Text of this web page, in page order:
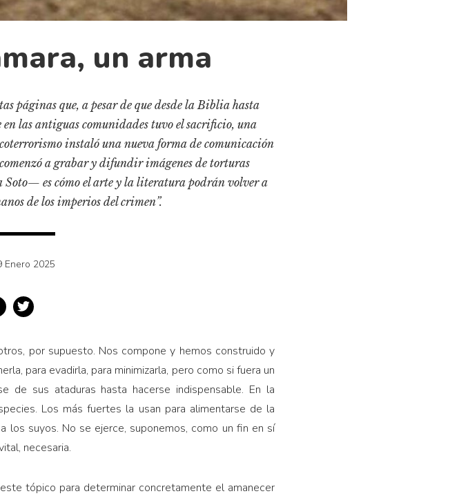
un arma
páginas que, a pesar de que desde la Biblia hasta
las antiguas comunidades tuvo el sacrificio, una
instaló una nueva forma de comunicación
a grabar y difundir imágenes de torturas
es cómo el arte y la literatura podrán volver a
de los imperios del crimen”.
Enero 2025
por supuesto. Nos compone y hemos construido y
para evadirla, para minimizarla, pero como si fuera un
de sus ataduras hasta hacerse indispensable. En la
Los más fuertes la usan para alimentarse de la
los suyos. No se ejerce, suponemos, como un fin en sí
necesaria.
tópico para determinar concretamente el amanecer